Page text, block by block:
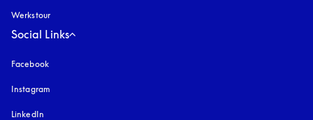
Werkstour
Social Links
Facebook
Instagram
LinkedIn